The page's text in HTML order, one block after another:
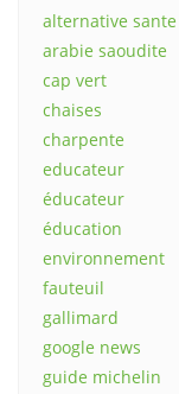
alternative sante
arabie saoudite
cap vert
chaises
charpente
educateur
éducateur
éducation
environnement
fauteuil
gallimard
google news
guide michelin